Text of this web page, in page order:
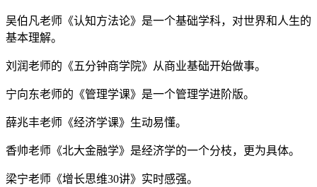
吴伯凡老师《认知方法论》是一个基础学科，对世界和人生的
基本理解。
刘润老师的《五分钟商学院》从商业基础开始做事。
宁向东老师的《管理学课》是一个管理学进阶版。
薛兆丰老师《经济学课》生动易懂。
香帅老师《北大金融学》是经济学的一个分枝，更为具体。
梁宁老师《增长思维30讲》实时感强。